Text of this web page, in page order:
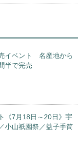
イベント 名産地から
半で完売
《7月18日～20日》宇
小山祇園祭／益子手筒